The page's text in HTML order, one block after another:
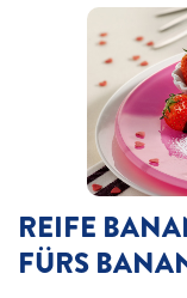
REIFE
FÜRS